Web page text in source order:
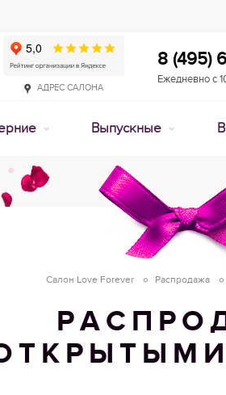
АДРЕС САЛОНА
8 (495)
Ежедневно с
Выпускные
Салон Love Forever Распродажа